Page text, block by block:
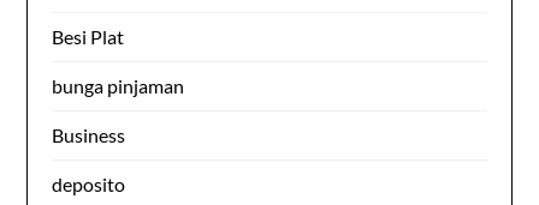
Besi Plat
bunga pinjaman
Business
deposito